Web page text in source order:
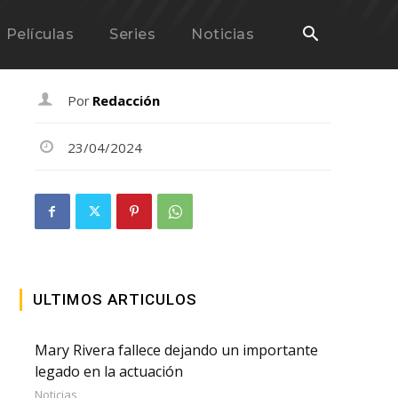
Películas Series Noticias
Por Redacción
23/04/2024
ULTIMOS ARTICULOS
Mary Rivera fallece dejando un importante
legado en la actuación
Noticias